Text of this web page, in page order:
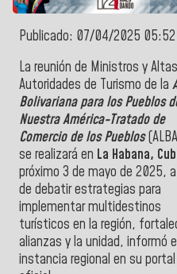
Publicado: 07/04/2025 05:52
La reunión de Ministros y Altas
Autoridades de Turismo de la
Bolivariana para los Pueblos
Nuestra América-Tratado de
Comercio de los Pueblos
se realizará en La Habana,
próximo 3 de mayo de 2025,
de debatir estrategias para
implementar multidestinos
turísticos en la región,
alianzas y la unidad, informó
instancia regional en su portal